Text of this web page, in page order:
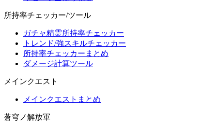
所持率チェッカー/ツール
ガチャ精霊所持率チェッカー
トレンド/強スキルチェッカー
所持率チェッカーまとめ
ダメージ計算ツール
メインクエスト
メインクエストまとめ
蒼穹ノ解放軍